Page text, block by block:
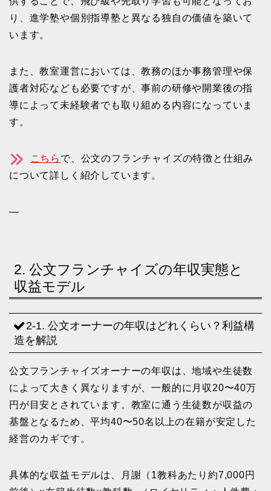
り、進学塾や個別指導塾と異なる独自の価値を築いて
います。
また、教室運営においては、教務のほか事務管理や保
護者対応なども必要ですが、事前の研修や開業後の指
導によって未経験者でも取り組める内容になっていま
す。
こちら で、公文のフランチャイズの特徴と仕組み
について詳しく紹介しています。
—
2. 公文フランチャイズの年収実態と
収益モデル
2-1. 公文オーナーの年収はどれくらい？利益構
造を解説
公文フランチャイズオーナーの年収は、地域や生徒数
によって大きく異なりますが、一般的に月収20〜40万
円が目安とされています。教室に通う生徒数が収益の
基盤となるため、平均40〜50名以上の在籍が安定した
経営のカギです。
具体的な収益モデルは、月謝（1教科あたり約7,000円